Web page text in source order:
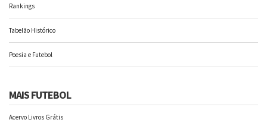
Rankings
Tabelão Histórico
Poesia e Futebol
MAIS FUTEBOL
Acervo Livros Grátis